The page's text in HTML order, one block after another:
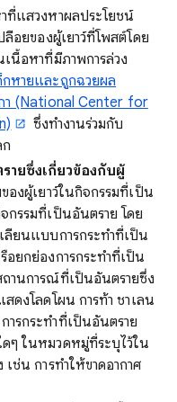
ที่แสวงหาผลประโยชน์
ลือยของผู้เยาว์ที่โพสต์โดย
เนื้อหาที่มีภาพการล่วง
หายและถูกฉวยผล
า (National Center for
ซึ่งทำงานร่วมกับ
ายซึ่งเกี่ยวข้องกับผู้
องผู้เยาว์ในกิจกรรมที่เป็น
กรรมที่เป็นอันตราย โดย
ลียนแบบการกระทำที่เป็น
อยกย่องการกระทำที่เป็น
ถานการณ์ที่เป็นอันตรายซึ่ง
สดงโลดโผน การท้า ชาเลน
รกระทำที่เป็นอันตราย
ดๆ ในหมวดหมู่ที่ระบุไว้ใน
ช่น การทำให้ขาดอากาศ